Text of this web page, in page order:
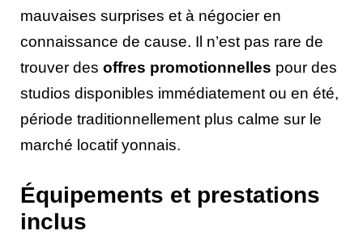
mauvaises surprises et à négocier en
connaissance de cause. Il n’est pas rare de
trouver des offres promotionnelles pour des
studios disponibles immédiatement ou en été,
période traditionnellement plus calme sur le
marché locatif yonnais.
Équipements et prestations
inclus